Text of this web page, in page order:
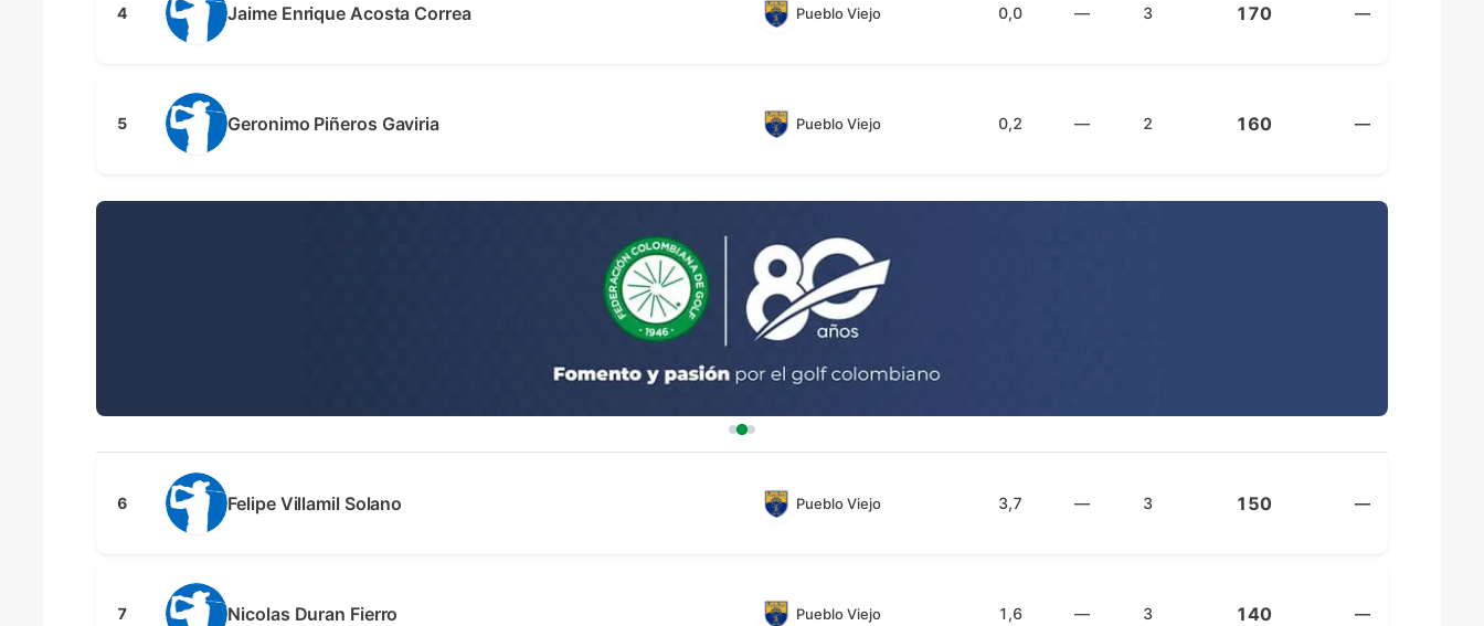
4 Jaime Enrique Acosta Correa Pueblo Viejo 0,0 — 3 170 —
5 Geronimo Piñeros Gaviria Pueblo Viejo 0,2 — 2 160 —
6 Felipe Villamil Solano Pueblo Viejo 3,7 — 3 150 —
7 Nicolas Duran Fierro Pueblo Viejo 1,6 — 3 140 —